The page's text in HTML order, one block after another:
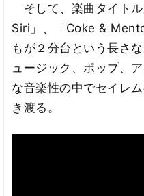
そして、楽曲タイト
Siri」、「Coke &
もが２分台という長さ
ュージック、ポップ、
な音楽性の中でセイレ
き渡る。